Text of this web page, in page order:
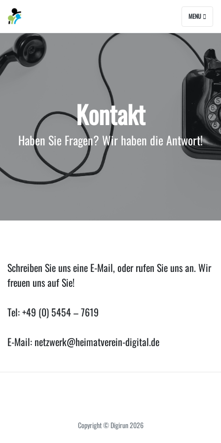
MENU
Kontakt
Haben Sie Fragen? Wir haben die Antwort!
Schreiben Sie uns eine E-Mail, oder rufen Sie uns an. Wir
freuen uns auf Sie!
Tel: +49 (0) 5454 – 7619
E-Mail: netzwerk@heimatverein-digital.de
Copyright © Digirun 2026